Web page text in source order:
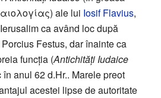
ale lui Iosif Flavius,
ca având loc după
Festus, dar înainte ca
funcția (Antichități Iudaice
anul 62 d.Hr.. Marele preot
acestei lipse de autoritate